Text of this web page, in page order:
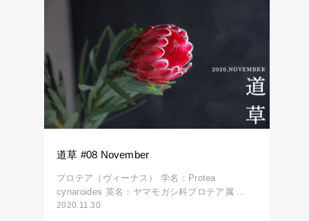
道草 #08 November
プロテア（ヴィーナス） 学名：Protea
cynaroides 英名：ヤマモガシ科プロテア属 …
2020.11.30